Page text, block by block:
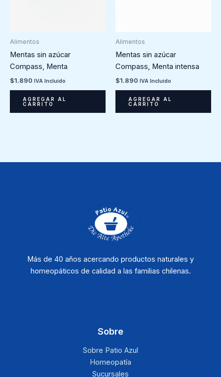
Alimentos
Mentas sin azúcar
Compass, Menta
$1.890 IVA Incluido
AGREGAR AL
CARRITO
Alimentos
Mentas sin azúcar
Compass, Menta intensa
$1.890 IVA Incluido
AGREGAR AL
CARRITO
Más de 40 años acercando productos naturales y
homeopáticos de calidad a las familias chilenas.
Sobre
Sobre Patio Azul
Homeopatía
Sucursales